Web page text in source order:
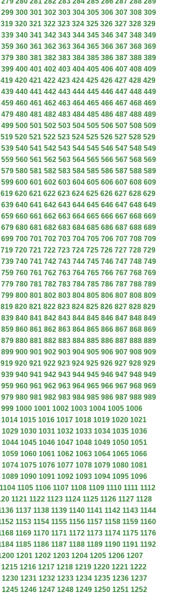
299 300 301 302 303 304 305 306 307 308 309
319 320 321 322 323 324 325 326 327 328 329
339 340 341 342 343 344 345 346 347 348 349
359 360 361 362 363 364 365 366 367 368 369
379 380 381 382 383 384 385 386 387 388 389
399 400 401 402 403 404 405 406 407 408 409
419 420 421 422 423 424 425 426 427 428 429
439 440 441 442 443 444 445 446 447 448 449
459 460 461 462 463 464 465 466 467 468 469
479 480 481 482 483 484 485 486 487 488 489
499 500 501 502 503 504 505 506 507 508 509
519 520 521 522 523 524 525 526 527 528 529
539 540 541 542 543 544 545 546 547 548 549
559 560 561 562 563 564 565 566 567 568 569
579 580 581 582 583 584 585 586 587 588 589
599 600 601 602 603 604 605 606 607 608 609
619 620 621 622 623 624 625 626 627 628 629
639 640 641 642 643 644 645 646 647 648 649
659 660 661 662 663 664 665 666 667 668 669
679 680 681 682 683 684 685 686 687 688 689
699 700 701 702 703 704 705 706 707 708 709
719 720 721 722 723 724 725 726 727 728 729
739 740 741 742 743 744 745 746 747 748 749
759 760 761 762 763 764 765 766 767 768 769
779 780 781 782 783 784 785 786 787 788 789
799 800 801 802 803 804 805 806 807 808 809
819 820 821 822 823 824 825 826 827 828 829
839 840 841 842 843 844 845 846 847 848 849
859 860 861 862 863 864 865 866 867 868 869
879 880 881 882 883 884 885 886 887 888 889
899 900 901 902 903 904 905 906 907 908 909
919 920 921 922 923 924 925 926 927 928 929
939 940 941 942 943 944 945 946 947 948 949
959 960 961 962 963 964 965 966 967 968 969
979 980 981 982 983 984 985 986 987 988 989
999 1000 1001 1002 1003 1004 1005 1006
1014 1015 1016 1017 1018 1019 1020 1021
1029 1030 1031 1032 1033 1034 1035 1036
1044 1045 1046 1047 1048 1049 1050 1051
1059 1060 1061 1062 1063 1064 1065 1066
1074 1075 1076 1077 1078 1079 1080 1081
1089 1090 1091 1092 1093 1094 1095 1096
1104 1105 1106 1107 1108 1109 1110 1111 1112
1121 1122 1123 1124 1125 1126 1127 1128
1137 1138 1139 1140 1141 1142 1143 1144
1153 1154 1155 1156 1157 1158 1159 1160
1169 1170 1171 1172 1173 1174 1175 1176
1185 1186 1187 1188 1189 1190 1191 1192
1201 1202 1203 1204 1205 1206 1207
1215 1216 1217 1218 1219 1220 1221 1222
1230 1231 1232 1233 1234 1235 1236 1237
1245 1246 1247 1248 1249 1250 1251 1252